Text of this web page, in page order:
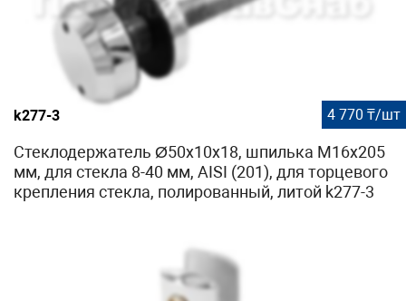
k277-3 4 770 ₸/шт
Стеклодержатель Ø50х10х18, шпилька М16х205
мм, для стекла 8-40 мм, AISI (201), для торцевого
крепления стекла, полированный, литой k277-3